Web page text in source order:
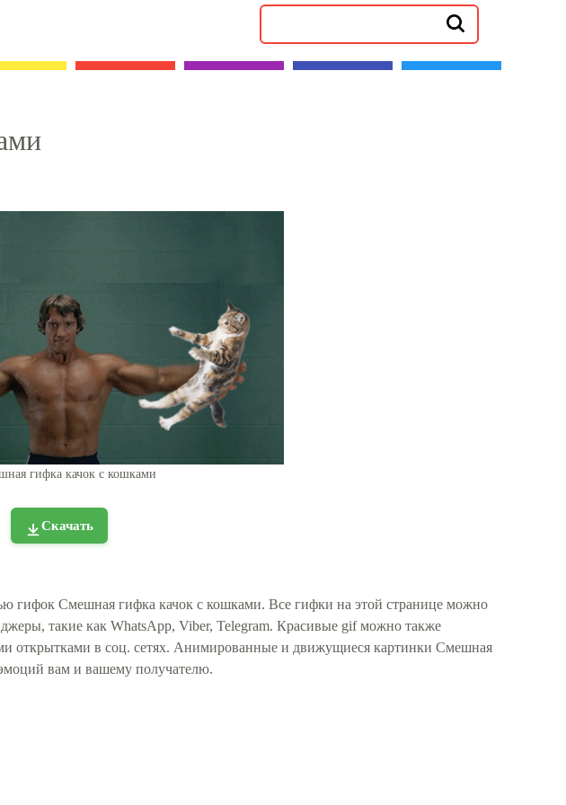
гифка качок с кошками
Скачать
гифок Смешная гифка качок с кошками. Все гифки на этой странице можно
такие как WhatsApp, Viber, Telegram. Красивые gif можно также
открытками в соц. сетях. Анимированные и движущиеся картинки Смешная
вам и вашему получателю.